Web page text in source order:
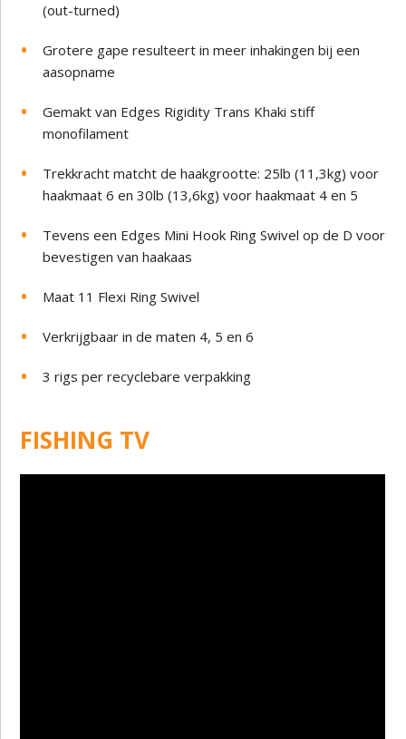
(out-turned)
Grotere gape resulteert in meer inhakingen bij een
aasopname
Gemakt van Edges Rigidity Trans Khaki stiff
monofilament
Trekkracht matcht de haakgrootte: 25lb (11,3kg) voor
haakmaat 6 en 30lb (13,6kg) voor haakmaat 4 en 5
Tevens een Edges Mini Hook Ring Swivel op de D voor
bevestigen van haakaas
Maat 11 Flexi Ring Swivel
Verkrijgbaar in de maten 4, 5 en 6
3 rigs per recyclebare verpakking
FISHING TV